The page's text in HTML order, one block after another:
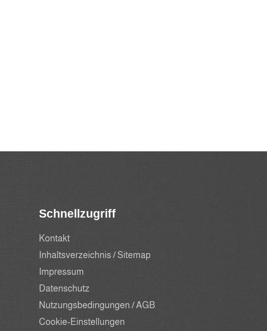
Schnellzugriff
Kontakt
Inhaltsverzeichnis / Sitemap
Impressum
Datenschutz
Nutzungsbedingungen / AGB
Cookie-Einstellungen